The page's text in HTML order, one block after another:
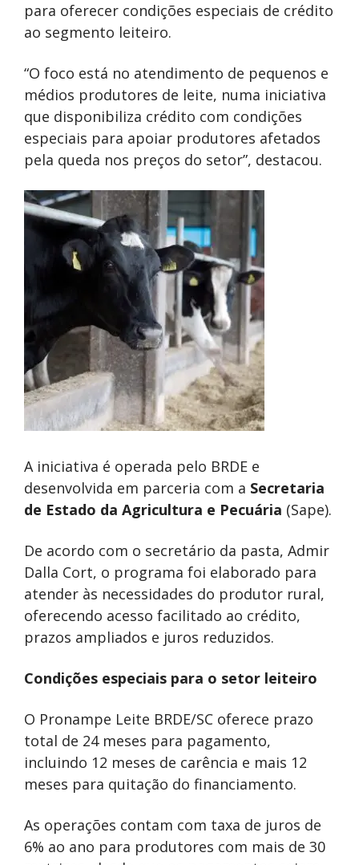
para oferecer condições especiais de crédito
ao segmento leiteiro.
“O foco está no atendimento de pequenos e
médios produtores de leite, numa iniciativa
que disponibiliza crédito com condições
especiais para apoiar produtores afetados
pela queda nos preços do setor”, destacou.
A iniciativa é operada pelo BRDE e
desenvolvida em parceria com a Secretaria
de Estado da Agricultura e Pecuária (Sape).
De acordo com o secretário da pasta, Admir
Dalla Cort, o programa foi elaborado para
atender às necessidades do produtor rural,
oferecendo acesso facilitado ao crédito,
prazos ampliados e juros reduzidos.
Condições especiais para o setor leiteiro
O Pronampe Leite BRDE/SC oferece prazo
total de 24 meses para pagamento,
incluindo 12 meses de carência e mais 12
meses para quitação do financiamento.
As operações contam com taxa de juros de
6% ao ano para produtores com mais de 30